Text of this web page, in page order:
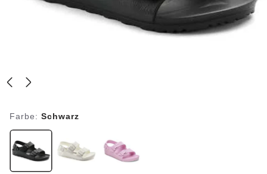
Farbe: Schwarz